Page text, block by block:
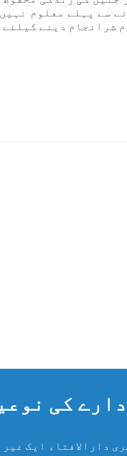
سے پہلے معلوم
شرانجام دینے
کی
دارالافتاء ایک